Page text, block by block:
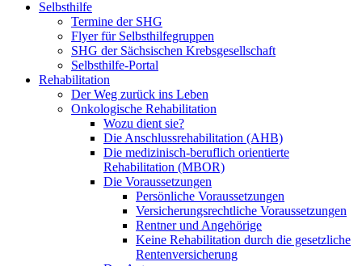
Selbsthilfe
Termine der SHG
Flyer für Selbsthilfegruppen
SHG der Sächsischen Krebsgesellschaft
Selbsthilfe-Portal
Rehabilitation
Der Weg zurück ins Leben
Onkologische Rehabilitation
Wozu dient sie?
Die Anschlussrehabilitation (AHB)
Die medizinisch-beruflich orientierte
Rehabilitation (MBOR)
Die Voraussetzungen
Persönliche Voraussetzungen
Versicherungsrechtliche Voraussetzungen
Rentner und Angehörige
Keine Rehabilitation durch die gesetzliche
Rentenversicherung